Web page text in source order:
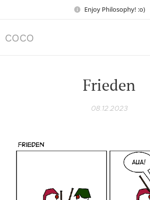
Enjoy Philosophy! :o)
COCO
Frieden
08.12.2023